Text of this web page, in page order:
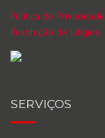
Política de Privacidade
Resolução de Litígios
SERVIÇOS